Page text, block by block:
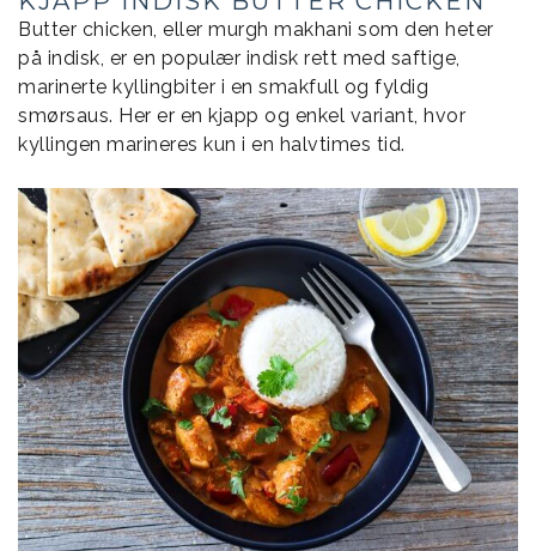
Butter chicken, eller murgh makhani som den heter
på indisk, er en populær indisk rett med saftige,
marinerte kyllingbiter i en smakfull og fyldig
smørsaus. Her er en kjapp og enkel variant, hvor
kyllingen marineres kun i en halvtimes tid.